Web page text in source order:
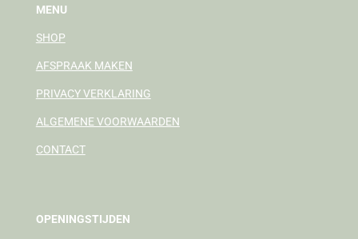
MENU
SHOP
AFSPRAAK MAKEN
PRIVACY VERKLARING
ALGEMENE VOORWAARDEN
CONTACT
OPENINGSTIJDEN